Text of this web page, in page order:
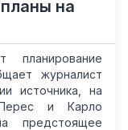
на
планирование
журналист
источника, на
и Карло
предстоящее